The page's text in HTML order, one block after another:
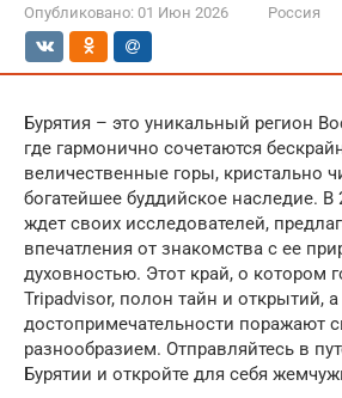
Опубликовано: 01 Июн 2026 Россия
Бурятия – это уникальный регион
где гармонично сочетаются
величественные горы, кристально
богатейшее буддийское наследие. В
ждет своих исследователей,
впечатления от знакомства с ее
духовностью. Этот край, о котором
Tripadvisor, полон тайн и открытий, а
достопримечательности поражают
разнообразием. Отправляйтесь в
Бурятии и откройте для себя